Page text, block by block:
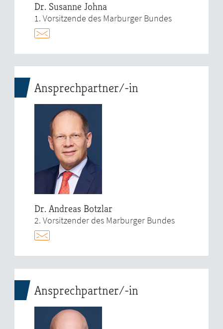
Dr. Susanne Johna
1. Vorsitzende des Marburger Bundes
Ansprechpartner/-in
Dr. Andreas Botzlar
2. Vorsitzender des Marburger Bundes
Ansprechpartner/-in